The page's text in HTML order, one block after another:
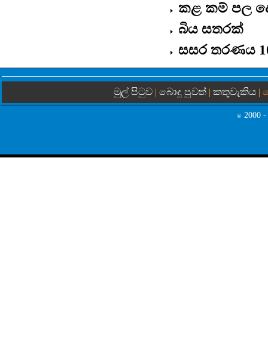
කළ කම් පල
බිය සතරක්
සසර තරණය
මුල් පිටුව | බොදු පුවත්| කතුවැකිය|
© 2000